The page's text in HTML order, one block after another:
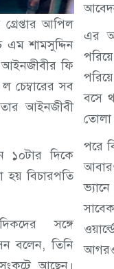
আপিল
এম শামসুদ্দিন
আইনজীবীর ফি
চেম্বারের সব
আইনজীবী
১০টার দিকে
হয় বিচারপতি
সঙ্গে
বলেন, তিনি
আছেন।
এর
বসে
তোলা
পরে